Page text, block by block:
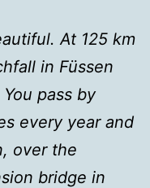
At 125 km
in Füssen
pass by
every year and
over the
bridge in